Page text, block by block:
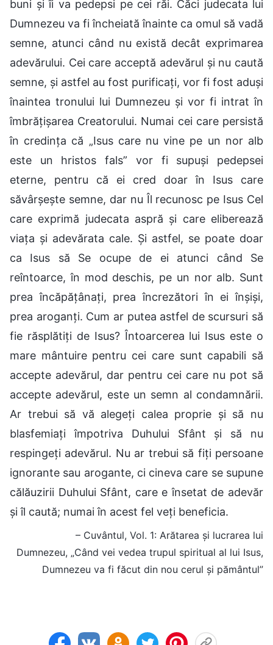
buni și îi va pedepsi pe cei răi. Căci judecata lui
Dumnezeu va fi încheiată înainte ca omul să vadă
semne, atunci când nu există decât exprimarea
adevărului. Cei care acceptă adevărul și nu caută
semne, și astfel au fost purificați, vor fi fost aduși
înaintea tronului lui Dumnezeu și vor fi intrat în
îmbrățișarea Creatorului. Numai cei care persistă
în credința că „Isus care nu vine pe un nor alb
este un hristos fals” vor fi supuși pedepsei
eterne, pentru că ei cred doar în Isus care
săvârșește semne, dar nu Îl recunosc pe Isus Cel
care exprimă judecata aspră și care eliberează
viața și adevărata cale. Și astfel, se poate doar
ca Isus să Se ocupe de ei atunci când Se
reîntoarce, în mod deschis, pe un nor alb. Sunt
prea încăpățânați, prea încrezători în ei înșiși,
prea aroganți. Cum ar putea astfel de scursuri să
fie răsplătiți de Isus? Întoarcerea lui Isus este o
mare mântuire pentru cei care sunt capabili să
accepte adevărul, dar pentru cei care nu pot să
accepte adevărul, este un semn al condamnării.
Ar trebui să vă alegeți calea proprie și să nu
blasfemiați împotriva Duhului Sfânt și să nu
respingeți adevărul. Nu ar trebui să fiți persoane
ignorante sau arogante, ci cineva care se supune
călăuzirii Duhului Sfânt, care e însetat de adevăr
și îl caută; numai în acest fel veți beneficia.
– Cuvântul, Vol. 1: Arătarea și lucrarea lui
Dumnezeu, „Când vei vedea trupul spiritual al lui Isus,
Dumnezeu va fi făcut din nou cerul și pământul”